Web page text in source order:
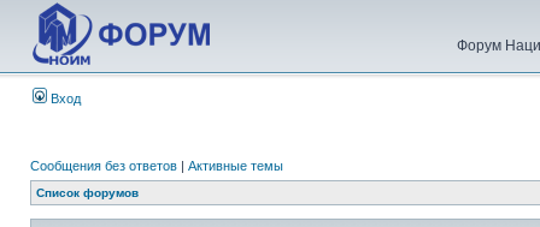
Форум
Вход
Сообщения без ответов | Активные темы
Список форумов